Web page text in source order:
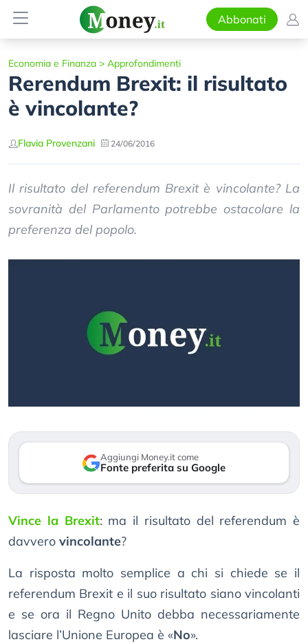
Abbonati
Economia e Finanza > Approfondimenti
Rerendum Brexit: il risultato
è vincolante?
Flavia Provenzani 24/06/2016
Il risultato del referendum Brexit è vincolante? La
sovranità del Parlamento potrebbe ostacolare la
preferenza del popolo.
Aggiungi Money.it come
Fonte preferita su Google
Vince la Brexit: ma il risultato del referendum è
davvero vincolante?
La risposta molto semplice a chi si chiede se il
referendum Brexit e il suo risultato siano vincolanti
e se ora il Regno Unito debba necessariamente
lasciare l’Unione Europea è «No».